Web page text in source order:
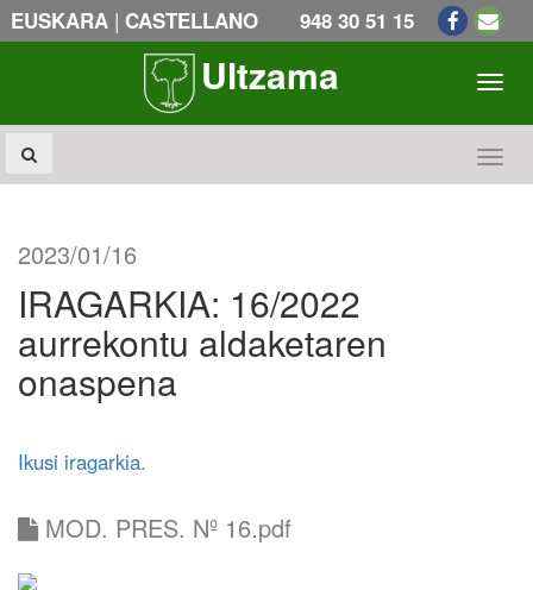
EUSKARA | CASTELLANO 948 30 51 15
Ultzama
2023/01/16
IRAGARKIA: 16/2022
aurrekontu aldaketaren
onaspena
Ikusi iragarkia.
MOD. PRES. Nº 16.pdf